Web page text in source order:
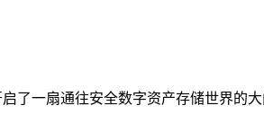
了一扇通往安全数字资产存储世界的